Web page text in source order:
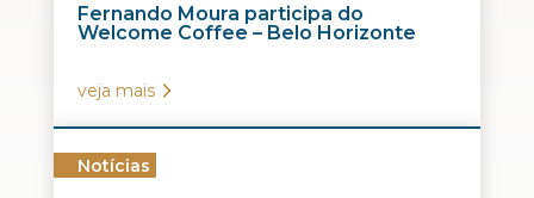
Fernando Moura participa do
Welcome Coffee – Belo Horizonte
veja mais
Notícias